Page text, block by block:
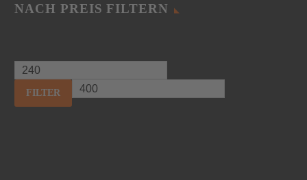
NACH PREIS FILTERN
FILTER